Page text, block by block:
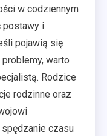
w codziennym
postawy i
pojawią się
warto
Rodzice
rodzinne oraz
czasu